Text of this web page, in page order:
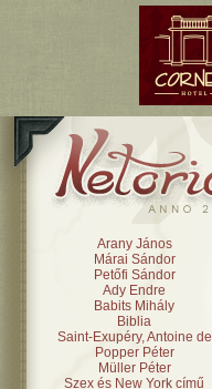
Arany János
Márai Sándor
Petőfi Sándor
Ady Endre
Babits Mihály
Biblia
Saint-Exupéry, Antoine de
Popper Péter
Müller Péter
Szex és New York című